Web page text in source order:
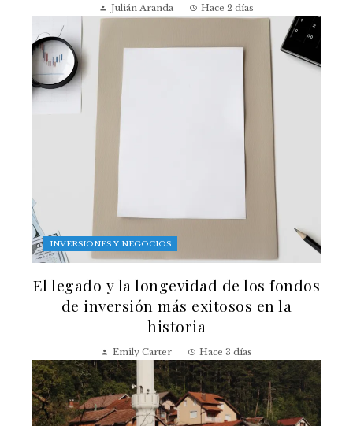
Julián Aranda Hace 2 días
INVERSIONES Y NEGOCIOS
El legado y la longevidad de los fondos
de inversión más exitosos en la
historia
Emily Carter Hace 3 días